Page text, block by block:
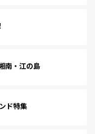
南・江の島
ド特集